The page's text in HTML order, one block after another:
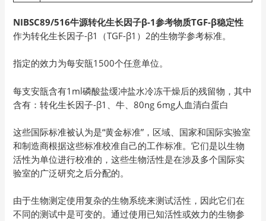
NIBSC89/516牛源转化生长因子β-1参考物质TGF-β稳定性
作为转化生长因子-β1（TGF-β1）2的生物学参考标准。
指定的效力为每安瓿1500个任意单位。
每支安瓿含有1ml磷酸盐缓冲盐水冷冻干燥后的残留物，其中
含有：转化生长因子-β1、牛、80ng 6mg人血清白蛋白
这些国际标准被认为是“黄金标准”，区域、国家和国际实验室
和制造商根据这些标准校准自己的工作标准。它们是以生物
活性为单位进行校准的，这些生物活性是在涉及多个国际实
验室的广泛研究之后分配的。
由于生物测定使用复杂的生物系统来测试活性，因此它们在
不同的测试中是可变的。通过使用已知活性或效力的生物参